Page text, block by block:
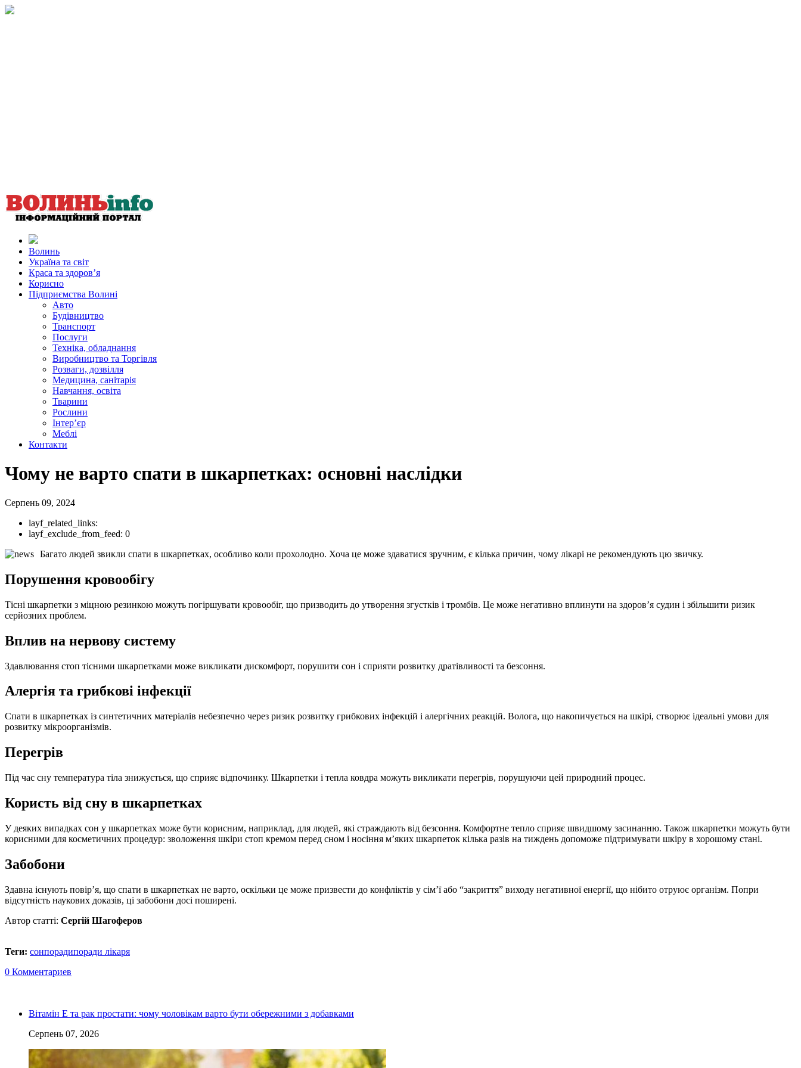
Волинь
Україна та світ
Краса та здоров’я
Корисно
Підприємства Волині
Авто
Будівництво
Транспорт
Послуги
Техніка, обладнання
Виробництво та Торгівля
Розваги, дозвілля
Медицина, санітарія
Навчання, освіта
Тварини
Рослини
Інтер’єр
Меблі
Контакти
Чому не варто спати в шкарпетках: основні наслідки
Серпень 09, 2024
layf_related_links:
layf_exclude_from_feed: 0
Багато людей звикли спати в шкарпетках, особливо коли прохолодно. Хоча це може здаватися зручним, є кілька причин, чому лікарі не рекомендують цю звичку.
Порушення кровообігу
Тісні шкарпетки з міцною резинкою можуть погіршувати кровообіг, що призводить до утворення згустків і тромбів. Це може негативно вплинути на здоров’я судин і збільшити ризик
серйозних проблем.
Вплив на нервову систему
Здавлювання стоп тісними шкарпетками може викликати дискомфорт, порушити сон і сприяти розвитку дратівливості та безсоння.
Алергія та грибкові інфекції
Спати в шкарпетках із синтетичних матеріалів небезпечно через ризик розвитку грибкових інфекцій і алергічних реакцій. Волога, що накопичується на шкірі, створює ідеальні умови для
розвитку мікроорганізмів.
Перегрів
Під час сну температура тіла знижується, що сприяє відпочинку. Шкарпетки і тепла ковдра можуть викликати перегрів, порушуючи цей природний процес.
Користь від сну в шкарпетках
У деяких випадках сон у шкарпетках може бути корисним, наприклад, для людей, які страждають від безсоння. Комфортне тепло сприяє швидшому засинанню. Також шкарпетки можуть бути
корисними для косметичних процедур: зволоження шкіри стоп кремом перед сном і носіння м’яких шкарпеток кілька разів на тиждень допоможе підтримувати шкіру в хорошому стані.
Забобони
Здавна існують повір’я, що спати в шкарпетках не варто, оскільки це може призвести до конфліктів у сім’ї або “закриття” виходу негативної енергії, що нібито отруює організм. Попри
відсутність наукових доказів, ці забобони досі поширені.
Автор статті: Сергій Шагоферов
Теги: сонпорадипоради лікаря
0 Комментариев
Вітамін Е та рак простати: чому чоловікам варто бути обережними з добавками
Серпень 07, 2026